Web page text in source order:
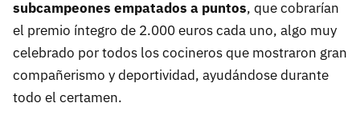
subcampeones empatados a puntos, que cobrarían
el premio íntegro de 2.000 euros cada uno, algo muy
celebrado por todos los cocineros que mostraron gran
compañerismo y deportividad, ayudándose durante
todo el certamen.